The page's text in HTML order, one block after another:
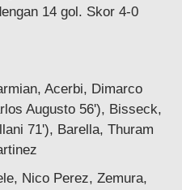
14 gol. Skor 4-0
Acerbi, Dimarco
Augusto 56'), Bisseck,
71'), Barella, Thuram
Nico Perez, Zemura,